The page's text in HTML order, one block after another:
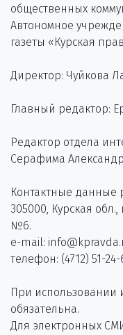
общественных
Автономное
газеты «Курская
Директор: Чуйкова
Главный редактор:
Редактор отдела
Серафима
Контактные данные
305000, Курская
№6.
e-mail:
телефон: (4712) 51-24-
При использовании
обязательна.
Для электронных